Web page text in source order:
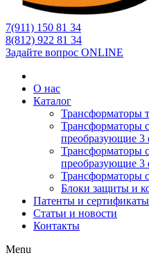
7(911) 150 81 34
8(812) 922 81 34
Задайте вопрос ONLINE
О нас
Каталог
Трансформаторы
Трансформаторы
преобразующие 3
Трансформаторы
преобразующие 3
Трансформаторы
Блоки защиты и
Патенты и сертификаты
Статьи и новости
Контакты
Menu